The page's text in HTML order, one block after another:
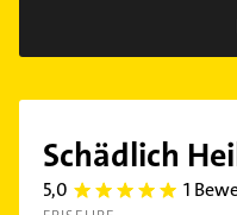
Schädlich
5,0 5.0 1